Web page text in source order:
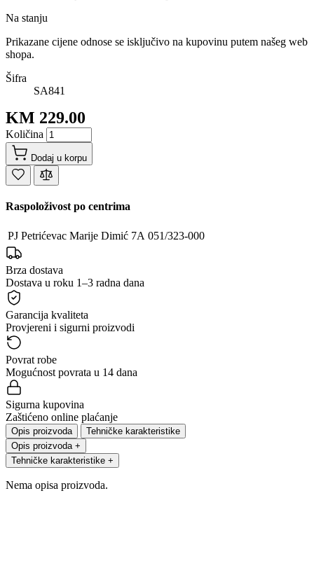
Na stanju
Prikazane cijene odnose se isključivo na kupovinu putem našeg web
shopa.
Šifra
SA841
KM 229.00
Količina
Dodaj u korpu
Raspoloživost po centrima
PJ Petrićevac Marije Dimić 7A 051/323-000
Brza dostava
Dostava u roku 1–3 radna dana
Garancija kvaliteta
Provjereni i sigurni proizvodi
Povrat robe
Mogućnost povrata u 14 dana
Sigurna kupovina
Zaštićeno online plaćanje
Opis proizvoda
Tehničke karakteristike
Opis proizvoda +
Tehničke karakteristike +
Nema opisa proizvoda.